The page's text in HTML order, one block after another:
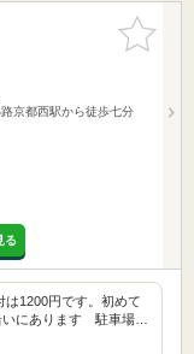
お気に入
りに追加
京都西駅から徒歩七分
る
は1200円です。初めて
いにあります 駐車場…